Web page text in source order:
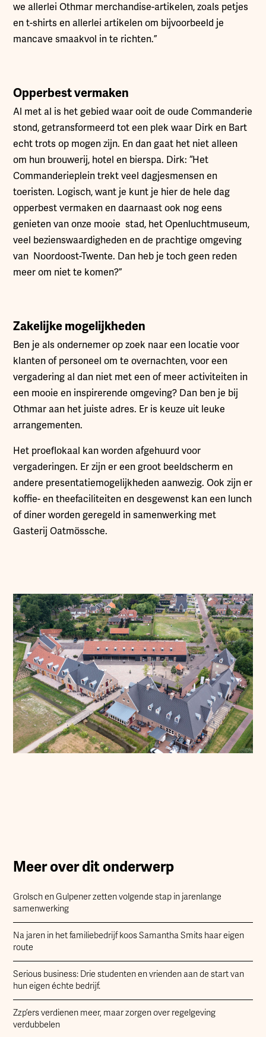
we allerlei Othmar merchandise-artikelen, zoals petjes
en t-shirts en allerlei artikelen om bijvoorbeeld je
mancave smaakvol in te richten.”
Opperbest vermaken
Al met al is het gebied waar ooit de oude Commanderie
stond, getransformeerd tot een plek waar Dirk en Bart
echt trots op mogen zijn. En dan gaat het niet alleen
om hun brouwerij, hotel en bierspa. Dirk: “Het
Commanderieplein trekt veel dagjesmensen en
toeristen. Logisch, want je kunt je hier de hele dag
opperbest vermaken en daarnaast ook nog eens
genieten van onze mooie stad, het Openluchtmuseum,
veel bezienswaardigheden en de prachtige omgeving
van Noordoost-Twente. Dan heb je toch geen reden
meer om niet te komen?”
Zakelijke mogelijkheden
Ben je als ondernemer op zoek naar een locatie voor
klanten of personeel om te overnachten, voor een
vergadering al dan niet met een of meer activiteiten in
een mooie en inspirerende omgeving? Dan ben je bij
Othmar aan het juiste adres. Er is keuze uit leuke
arrangementen.
Het proeflokaal kan worden afgehuurd voor
vergaderingen. Er zijn er een groot beeldscherm en
andere presentatiemogelijkheden aanwezig. Ook zijn er
koffie- en theefaciliteiten en desgewenst kan een lunch
of diner worden geregeld in samenwerking met
Gasterij Oatmössche.
Meer over dit onderwerp
Grolsch en Gulpener zetten volgende stap in jarenlange
samenwerking
Na jaren in het familiebedrijf koos Samantha Smits haar eigen
route
Serious business: Drie studenten en vrienden aan de start van
hun eigen échte bedrijf.
Zzp’ers verdienen meer, maar zorgen over regelgeving
verdubbelen